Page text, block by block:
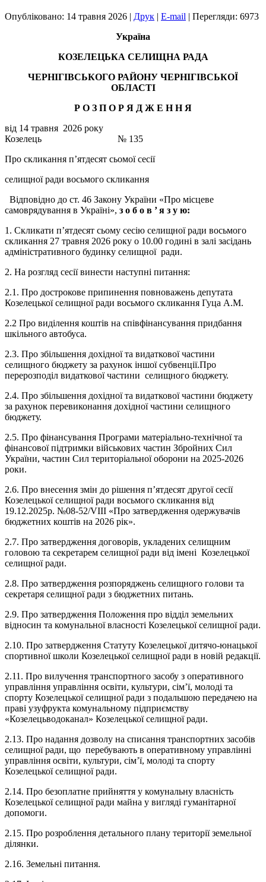
Опубліковано: 14 травня 2026 | Друк | E-mail | Перегляди: 6973
Україна
КОЗЕЛЕЦЬКА СЕЛИЩНА РАДА
ЧЕРНІГІВСЬКОГО РАЙОНУ ЧЕРНІГІВСЬКОЇ
ОБЛАСТІ
Р О З П О Р Я Д Ж Е ННЯ
від 14 травня 2026 року
Козелець № 135
Про скликання п’ятдесят сьомої сесії
селищної ради восьмого скликання
Відповідно до ст. 46 Закону України «Про місцеве
самоврядування в Україні», з о б о в ’я з у ю:
1. Скликати п’ятдесят сьому сесію селищної ради восьмого
скликання 27 травня 2026 року о 10.00 годині в залі засідань
адміністративного будинку селищної ради.
2. На розгляд сесії винести наступні питання:
2.1. Про дострокове припинення повноважень депутата
Козелецької селищної ради восьмого скликання Гуца А.М.
2.2 Про виділення коштів на співфінансування придбання
шкільного автобуса.
2.3. Про збільшення дохідної та видаткової частини
селищного бюджету за рахунок іншої субвенції.Про
перерозподіл видаткової частини селищного бюджету.
2.4. Про збільшення дохідної та видаткової частини бюджету
за рахунок перевиконання дохідної частини селищного
бюджету.
2.5. Про фінансування Програми матеріально-технічної та
фінансової підтримки військових частин Збройних Сил
України, частин Сил територіальної оборони на 2025-2026
роки.
2.6. Про внесення змін до рішення п’ятдесят другої сесії
Козелецької селищної ради восьмого скликання від
19.12.2025р. №08-52/VIII «Про затвердження одержувачів
бюджетних коштів на 2026 рік».
2.7. Про затвердження договорів, укладених селищним
головою та секретарем селищної ради від імені Козелецької
селищної ради.
2.8. Про затвердження розпоряджень селищного голови та
секретаря селищної ради з бюджетних питань.
2.9. Про затвердження Положення про відділ земельних
відносин та комунальної власності Козелецької селищної ради.
2.10. Про затвердження Статуту Козелецької дитячо-юнацької
спортивної школи Козелецької селищної ради в новій редакції.
2.11. Про вилучення транспортного засобу з оперативного
управління управління освіти, культури, сім’ї, молоді та
спорту Козелецької селищної ради з подальшою передачею на
праві узуфрукта комунальному підприємству
«Козелецьводоканал» Козелецької селищної ради.
2.13. Про надання дозволу на списання транспортних засобів
селищної ради, що перебувають в оперативному управлінні
управління освіти, культури, сім’ї, молоді та спорту
Козелецької селищної ради.
2.14. Про безоплатне прийняття у комунальну власність
Козелецької селищної ради майна у вигляді гуманітарної
допомоги.
2.15. Про розроблення детального плану території земельної
ділянки.
2.16. Земельні питання.